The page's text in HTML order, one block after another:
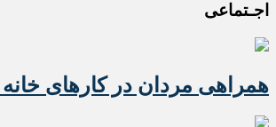
اجـتماعی
همراهی مردان در کارهای خانه